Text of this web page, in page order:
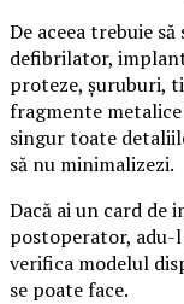
De aceea trebuie
defibrilator,
proteze, șuruburi,
fragmente
singur toate
să nu minimalizezi.
Dacă ai un card de
postoperator, adu-l
verifica modelul
se poate face.